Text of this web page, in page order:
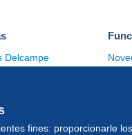
fines: proporcionarle
Delcampe